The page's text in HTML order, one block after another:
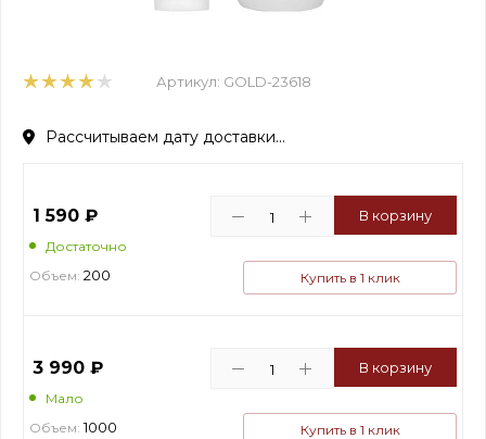
Артикул: GOLD-23618
Рассчитываем дату доставки...
1 590 ₽
Достаточно
Объем: 200
В корзину
Купить в 1 клик
3 990 ₽
Мало
Объем: 1000
В корзину
Купить в 1 клик